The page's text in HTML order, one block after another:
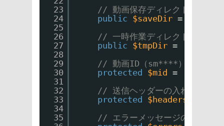
23
24
25
26
27
28
29
30
31
32
33
34
35
// 動画保存ディレクトリ（末端
public $saveDir =
// 一時作業ディレクトリ（末端
public $tmpDir =
// 動画ID（sm****）
protected
$mid =
// 送信ヘッダーの入れ物
protected
$headers
// エラーメッセージの入れ物